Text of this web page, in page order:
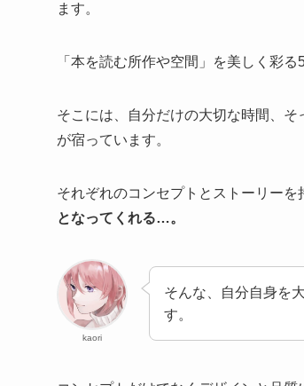
ます。
「本を読む所作や空間」を美しく彩る
そこには、自分だけの大切な時間、
が宿っています。
それぞれのコンセプトとストーリーを
となってくれる…。
kaori
そんな、自分自身を
す。